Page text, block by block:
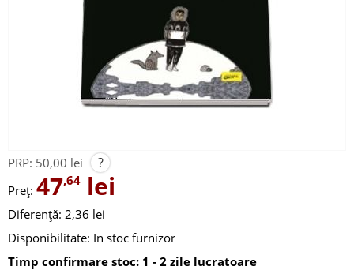
PRP: 50,00 lei ?
Preț: 47,64 lei
Diferență: 2,36 lei
Disponibilitate: In stoc furnizor
Timp confirmare stoc: 1 - 2 zile lucratoare